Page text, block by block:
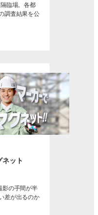
臨場。各都
調査結果を公
ネット
影の手間が半
差が出るのか